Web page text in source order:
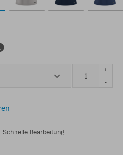
+
-
Schnelle Bearbeitung